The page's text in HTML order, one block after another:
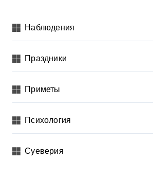
Наблюдения
Праздники
Приметы
Психология
Суеверия